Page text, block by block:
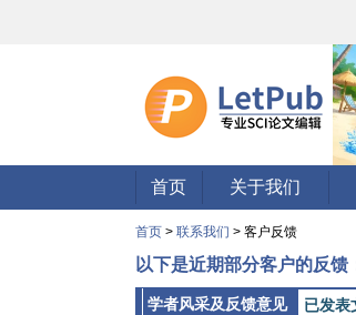
首页 关于我们
首页 > 联系我们 > 客户反馈
以下是近期部分客户的反馈
学者风采及反馈意见 已发表